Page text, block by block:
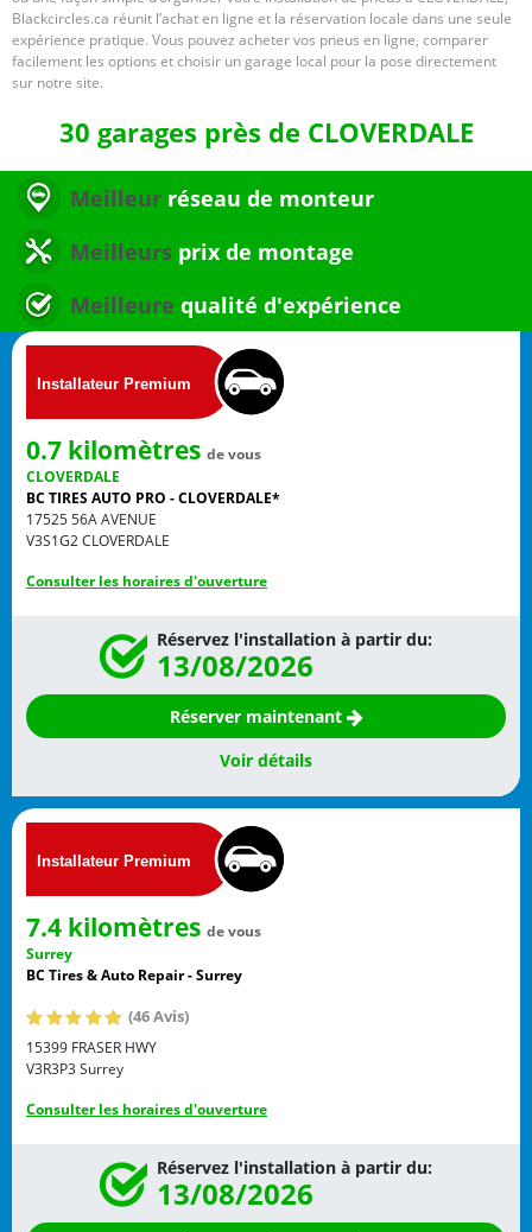
Blackcircles.ca réunit l’achat en ligne et la réservation locale dans une seule
expérience pratique. Vous pouvez acheter vos pneus en ligne, comparer
facilement les options et choisir un garage local pour la pose directement
sur notre site.
30 garages près de CLOVERDALE
Meilleur réseau de monteur
Meilleurs prix de montage
Meilleure qualité d'expérience
0.7 kilomètres de vous
CLOVERDALE
BC TIRES AUTO PRO - CLOVERDALE*
17525 56A AVENUE
V3S1G2CLOVERDALE
Consulter les horaires d'ouverture
Réservez l'installation à partir du:
13/08/2026
Réserver maintenant
Voir détails
7.4 kilomètres de vous
Surrey
BC Tires & Auto Repair - Surrey
(46 Avis)
15399 FRASER HWY
V3R3P3Surrey
Consulter les horaires d'ouverture
Réservez l'installation à partir du:
13/08/2026